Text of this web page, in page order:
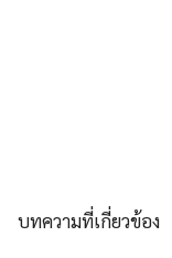
บทความที่เกี่ยวข้อง